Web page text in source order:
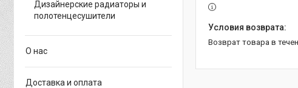
возврат товара в
Дизайнерские радиаторы и
полотенцесушители
О нас
Доставка и оплата